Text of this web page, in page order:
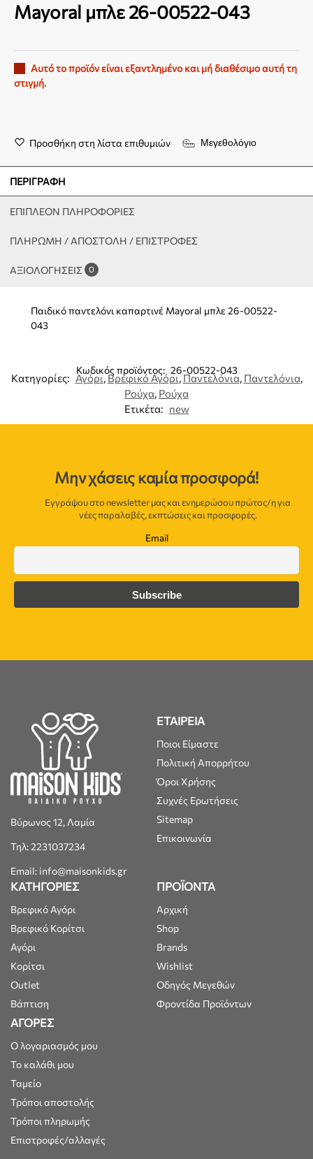
Mayoral μπλε 26-00522-043
Αυτό το προϊόν είναι εξαντλημένο και μή διαθέσιμο αυτή τη
στιγμή.
Προσθήκη στη λίστα επιθυμιών Μεγεθολόγιο
ΠΕΡΙΓΡΑΦΉ
ΕΠΙΠΛΈΟΝ ΠΛΗΡΟΦΟΡΊΕΣ
ΠΛΗΡΩΜΗ / ΑΠΟΣΤΟΛΗ / ΕΠΙΣΤΡΟΦΕΣ
ΑΞΙΟΛΟΓΉΣΕΙΣ 0
Παιδικό παντελόνι καπαρτινέ Mayoral μπλε 26-00522-
043
Κωδικός προϊόντος: 26-00522-043
Κατηγορίες: Αγόρι,Βρεφικό Αγόρι, Παντελόνια, Παντελόνια,
Ρούχα, Ρούχα
Ετικέτα: new
Μην χάσεις καμία προσφορά!
Εγγράψου στο newsletter μας και ενημερώσου πρώτος/η για
νέες παραλαβές, εκπτώσεις και προσφορές.
Email
Βύρωνος 12, Λαμία
Τηλ: 2231037234
Email: info@maisonkids.gr
ΕΤΑΙΡΕΙΑ
Ποιοι Είμαστε
Πολιτική Απορρήτου
Όροι Χρήσης
Συχνές Ερωτήσεις
Sitemap
Επικοινωνία
ΚΑΤΗΓΟΡΙΕΣ
Βρεφικό Αγόρι
Βρεφικό Κορίτσι
Αγόρι
Κορίτσι
Outlet
Βάπτιση
ΠΡΟΪΟΝΤΑ
Αρχική
Shop
Brands
Wishlist
Οδηγός Μεγεθών
Φροντίδα Προϊόντων
ΑΓΟΡΕΣ
Ο λογαριασμός μου
Το καλάθι μου
Ταμείο
Τρόποι αποστολής
Τρόποι πληρωμής
Επιστροφές/αλλαγές